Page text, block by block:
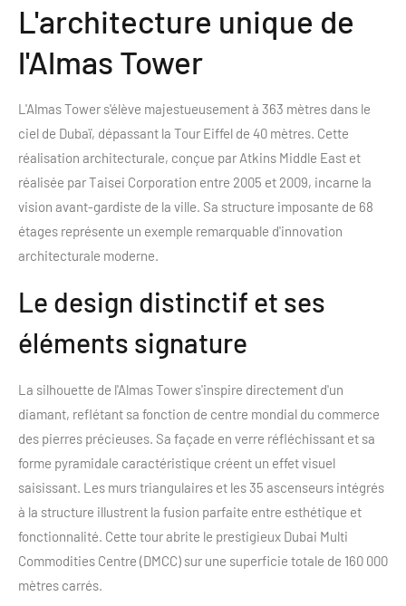
L'architecture unique de
l'Almas Tower
L'Almas Tower s'élève majestueusement à 363 mètres dans le
ciel de Dubaï, dépassant la Tour Eiffel de 40 mètres. Cette
réalisation architecturale, conçue par Atkins Middle East et
réalisée par Taisei Corporation entre 2005 et 2009, incarne la
vision avant-gardiste de la ville. Sa structure imposante de 68
étages représente un exemple remarquable d'innovation
architecturale moderne.
Le design distinctif et ses
éléments signature
La silhouette de l'Almas Tower s'inspire directement d'un
diamant, reflétant sa fonction de centre mondial du commerce
des pierres précieuses. Sa façade en verre réfléchissant et sa
forme pyramidale caractéristique créent un effet visuel
saisissant. Les murs triangulaires et les 35 ascenseurs intégrés
à la structure illustrent la fusion parfaite entre esthétique et
fonctionnalité. Cette tour abrite le prestigieux Dubai Multi
Commodities Centre (DMCC) sur une superficie totale de 160 000
mètres carrés.